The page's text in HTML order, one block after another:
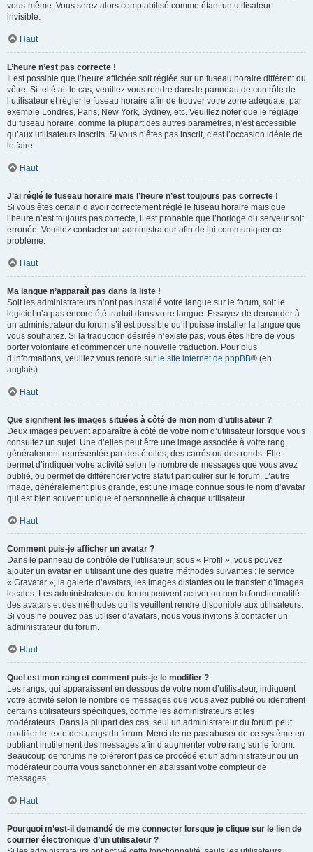
vous-même. Vous serez alors comptabilisé comme étant un utilisateur
invisible.
Haut
L’heure n’est pas correcte !
Il est possible que l’heure affichée soit réglée sur un fuseau horaire différent du
vôtre. Si tel était le cas, veuillez vous rendre dans le panneau de contrôle de
l’utilisateur et régler le fuseau horaire afin de trouver votre zone adéquate, par
exemple Londres, Paris, New York, Sydney, etc. Veuillez noter que le réglage
du fuseau horaire, comme la plupart des autres paramètres, n’est accessible
qu’aux utilisateurs inscrits. Si vous n’êtes pas inscrit, c’est l’occasion idéale de
le faire.
Haut
J’ai réglé le fuseau horaire mais l’heure n’est toujours pas correcte !
Si vous êtes certain d’avoir correctement réglé le fuseau horaire mais que
l’heure n’est toujours pas correcte, il est probable que l’horloge du serveur soit
erronée. Veuillez contacter un administrateur afin de lui communiquer ce
problème.
Haut
Ma langue n’apparaît pas dans la liste !
Soit les administrateurs n’ont pas installé votre langue sur le forum, soit le
logiciel n’a pas encore été traduit dans votre langue. Essayez de demander à
un administrateur du forum s’il est possible qu’il puisse installer la langue que
vous souhaitez. Si la traduction désirée n’existe pas, vous êtes libre de vous
porter volontaire et commencer une nouvelle traduction. Pour plus
d’informations, veuillez vous rendre sur le site internet de phpBB® (en
anglais).
Haut
Que signifient les images situées à côté de mon nom d’utilisateur ?
Deux images peuvent apparaître à côté de votre nom d’utilisateur lorsque vous
consultez un sujet. Une d’elles peut être une image associée à votre rang,
généralement représentée par des étoiles, des carrés ou des ronds. Elle
permet d’indiquer votre activité selon le nombre de messages que vous avez
publié, ou permet de différencier votre statut particulier sur le forum. L’autre
image, généralement plus grande, est une image connue sous le nom d’avatar
qui est bien souvent unique et personnelle à chaque utilisateur.
Haut
Comment puis-je afficher un avatar ?
Dans le panneau de contrôle de l’utilisateur, sous « Profil », vous pouvez
ajouter un avatar en utilisant une des quatre méthodes suivantes : le service
« Gravatar », la galerie d’avatars, les images distantes ou le transfert d’images
locales. Les administrateurs du forum peuvent activer ou non la fonctionnalité
des avatars et des méthodes qu’ils veuillent rendre disponible aux utilisateurs.
Si vous ne pouvez pas utiliser d’avatars, nous vous invitons à contacter un
administrateur du forum.
Haut
Quel est mon rang et comment puis-je le modifier ?
Les rangs, qui apparaissent en dessous de votre nom d’utilisateur, indiquent
votre activité selon le nombre de messages que vous avez publié ou identifient
certains utilisateurs spécifiques, comme les administrateurs et les
modérateurs. Dans la plupart des cas, seul un administrateur du forum peut
modifier le texte des rangs du forum. Merci de ne pas abuser de ce système en
publiant inutilement des messages afin d’augmenter votre rang sur le forum.
Beaucoup de forums ne toléreront pas ce procédé et un administrateur ou un
modérateur pourra vous sanctionner en abaissant votre compteur de
messages.
Haut
Pourquoi m’est-il demandé de me connecter lorsque je clique sur le lien de
courrier électronique d’un utilisateur ?